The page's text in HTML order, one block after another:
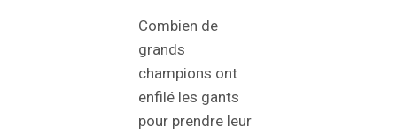
Combien de
grands
champions ont
enfilé les gants
pour prendre leur